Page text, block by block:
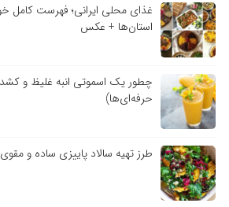
غذای محلی ایرانی؛ فهرست کامل
استان‌ها + عکس
چطور یک اسموتی انبه غلیظ و
حرفه‌ای‌ها)
طرز تهیه سالاد پاییزی ساده و